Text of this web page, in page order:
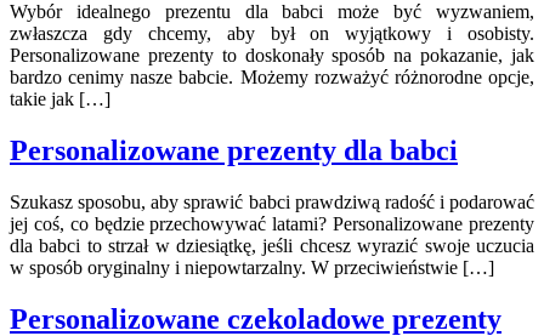
Wybór idealnego prezentu dla babci może być wyzwaniem,
zwłaszcza gdy chcemy, aby był on wyjątkowy i osobisty.
Personalizowane prezenty to doskonały sposób na pokazanie, jak
bardzo cenimy nasze babcie. Możemy rozważyć różnorodne opcje,
takie jak […]
Personalizowane prezenty dla babci
Szukasz sposobu, aby sprawić babci prawdziwą radość i podarować
jej coś, co będzie przechowywać latami? Personalizowane prezenty
dla babci to strzał w dziesiątkę, jeśli chcesz wyrazić swoje uczucia
w sposób oryginalny i niepowtarzalny. W przeciwieństwie […]
Personalizowane czekoladowe prezenty